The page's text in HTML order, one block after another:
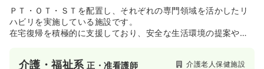
気になる 詳細を見る
ＰＴ・ＯＴ・ＳＴを配置し、それぞれの専門領域を活かしたリ
ハビリを実施している施設です。
在宅復帰を積極的に支援しており、安全な生活環境の提案や復
介護・福祉系正・准看護師 介護老人保健施設